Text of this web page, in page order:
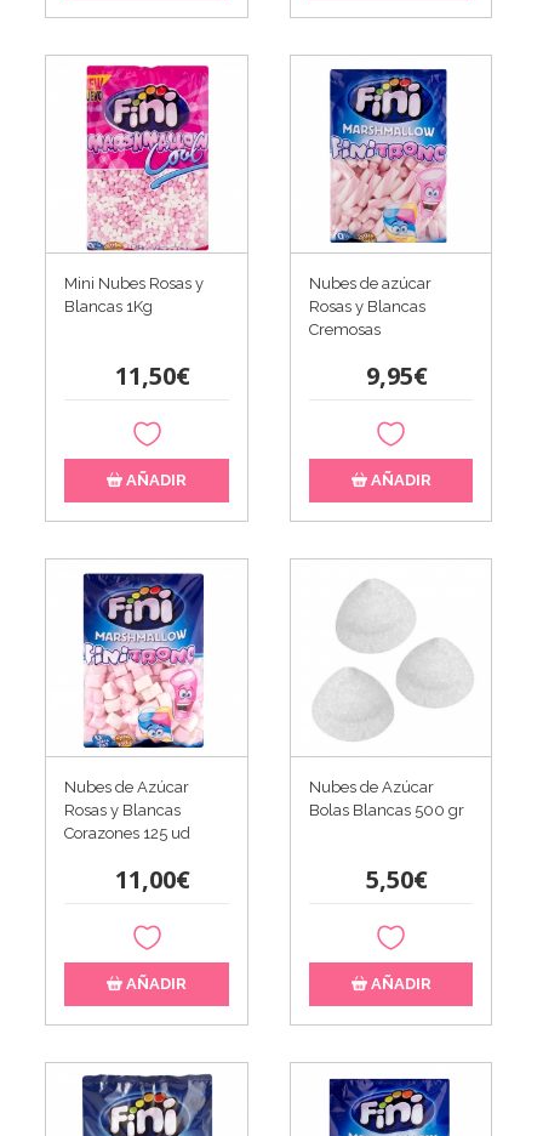
Mini Nubes Rosas y
Blancas 1Kg
11,50€
AÑADIR
Nubes de azúcar
Rosas y Blancas
Cremosas
9,95€
AÑADIR
Nubes de Azúcar
Rosas y Blancas
Corazones 125 ud
11,00€
AÑADIR
Nubes de Azúcar
Bolas Blancas 500 gr
5,50€
AÑADIR